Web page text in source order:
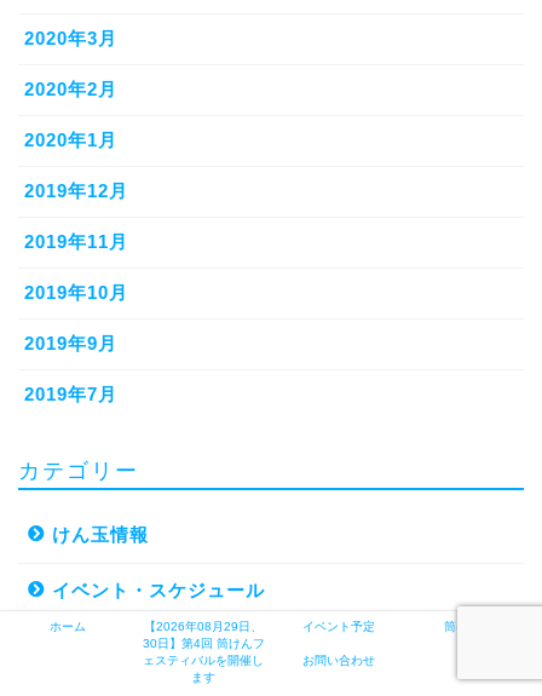
2020年3月
2020年2月
2020年1月
2019年12月
2019年11月
2019年10月
2019年9月
2019年7月
カテゴリー
けん玉情報
イベント・スケジュール
ホーム
【2026年08月29日、
30日】第4回 筒けんフ
ェスティバルを開催し
ます
イベント予定 筒けんとは
お問い合わせ